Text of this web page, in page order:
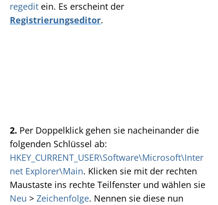
regedit ein. Es erscheint der
Registrierungseditor.
2. Per Doppelklick gehen sie nacheinander die
folgenden Schlüssel ab:
HKEY_CURRENT_USER\Software\Microsoft\Inter
net Explorer\Main. Klicken sie mit der rechten
Maustaste ins rechte Teilfenster und wählen sie
Neu > Zeichenfolge. Nennen sie diese nun